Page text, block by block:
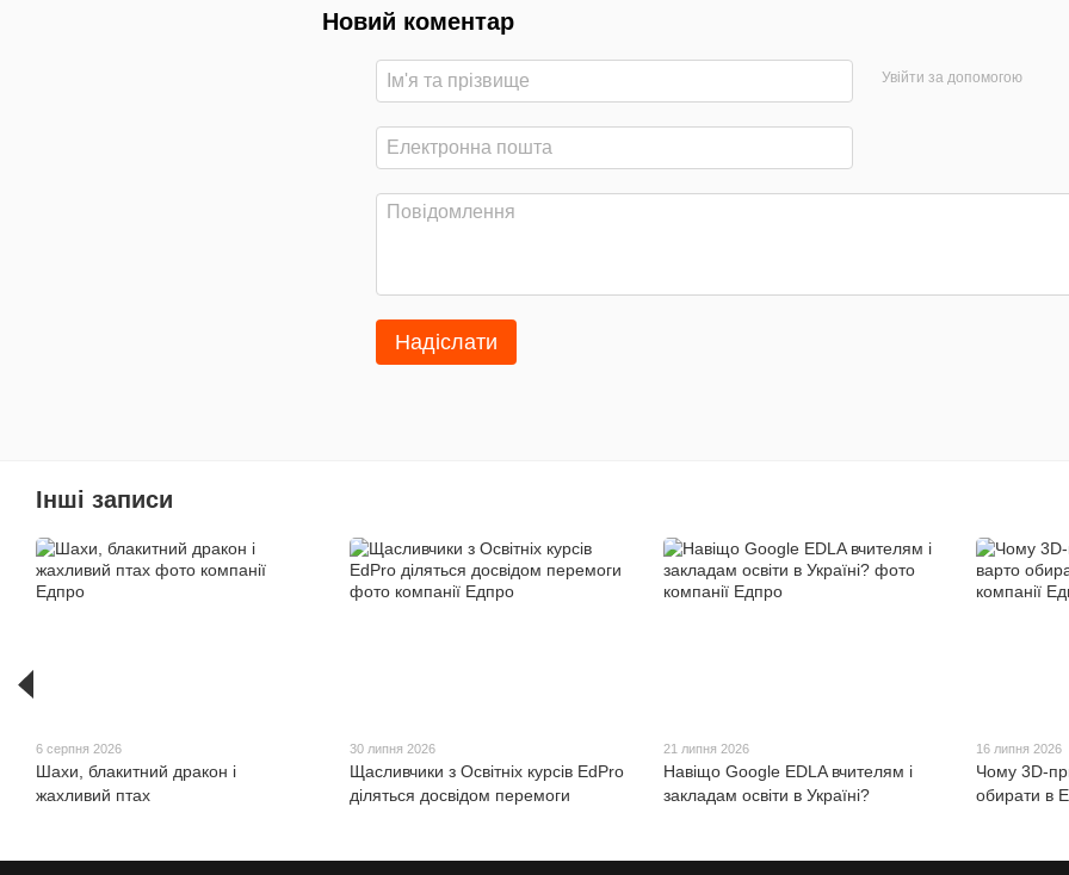
Новий коментар
Увійти за допомогою
Надіслати
Інші записи
6 серпня 2026
Шахи, блакитний дракон і
жахливий птах
30 липня 2026
Щасливчики з Освітніх курсів EdPro
діляться досвідом перемоги
21 липня 2026
Навіщо Google EDLA вчителям і
закладам освіти в Україні?
16 липня 2026
Чому 3D-
обирати в